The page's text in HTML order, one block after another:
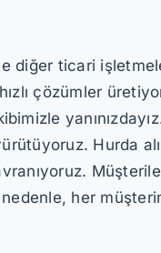
diğer ticari
çözümler
Hurda
her